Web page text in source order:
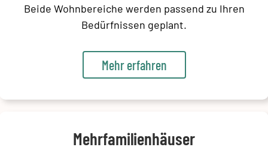
Beide Wohnbereiche werden passend zu Ihren
Bedürfnissen geplant.
Mehr erfahren
Mehrfamilienhäuser